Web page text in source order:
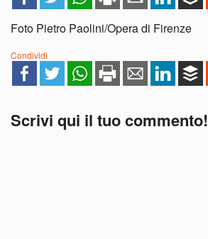
Foto Pietro Paolini/Opera di Firenze
Condividi
Scrivi qui il tuo commento!